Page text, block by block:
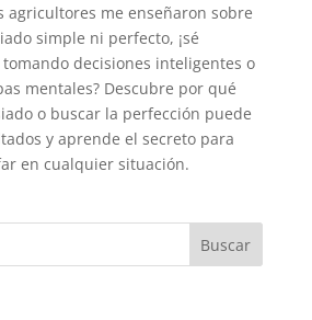
agricultores me enseñaron sobre
simple ni perfecto, ¡sé
tomando decisiones inteligentes o
mentales? Descubre por qué
o buscar la perfección puede
y aprende el secreto para
en cualquier situación.